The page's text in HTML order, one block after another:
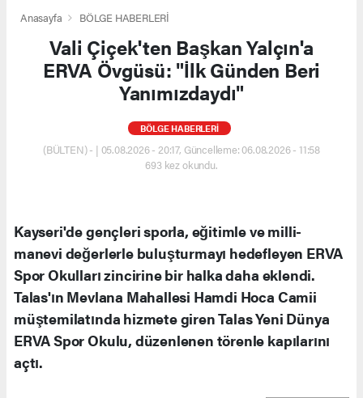
Anasayfa BÖLGE HABERLERİ
Vali Çiçek'ten Başkan Yalçın'a
ERVA Övgüsü: "İlk Günden Beri
Yanımızdaydı"
BÖLGE HABERLERİ
(BÜLTEN) - | 05.08.2026 - 20:17, Güncelleme: 06.08.2026 - 11:58
693 kez okundu.
Kayseri'de gençleri sporla, eğitimle ve milli-
manevi değerlerle buluşturmayı hedefleyen ERVA
Spor Okulları zincirine bir halka daha eklendi.
Talas'ın Mevlana Mahallesi Hamdi Hoca Camii
müştemilatında hizmete giren Talas Yeni Dünya
ERVA Spor Okulu, düzenlenen törenle kapılarını
açtı.